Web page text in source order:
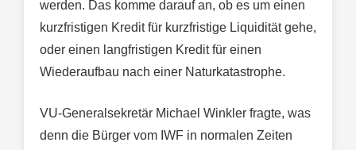
werden. Das komme darauf an, ob es um einen
kurzfristigen Kredit für kurzfristige Liquidität gehe,
oder einen langfristigen Kredit für einen
Wiederaufbau nach einer Naturkatastrophe.
VU-Generalsekretär Michael Winkler fragte, was
denn die Bürger vom IWF in normalen Zeiten